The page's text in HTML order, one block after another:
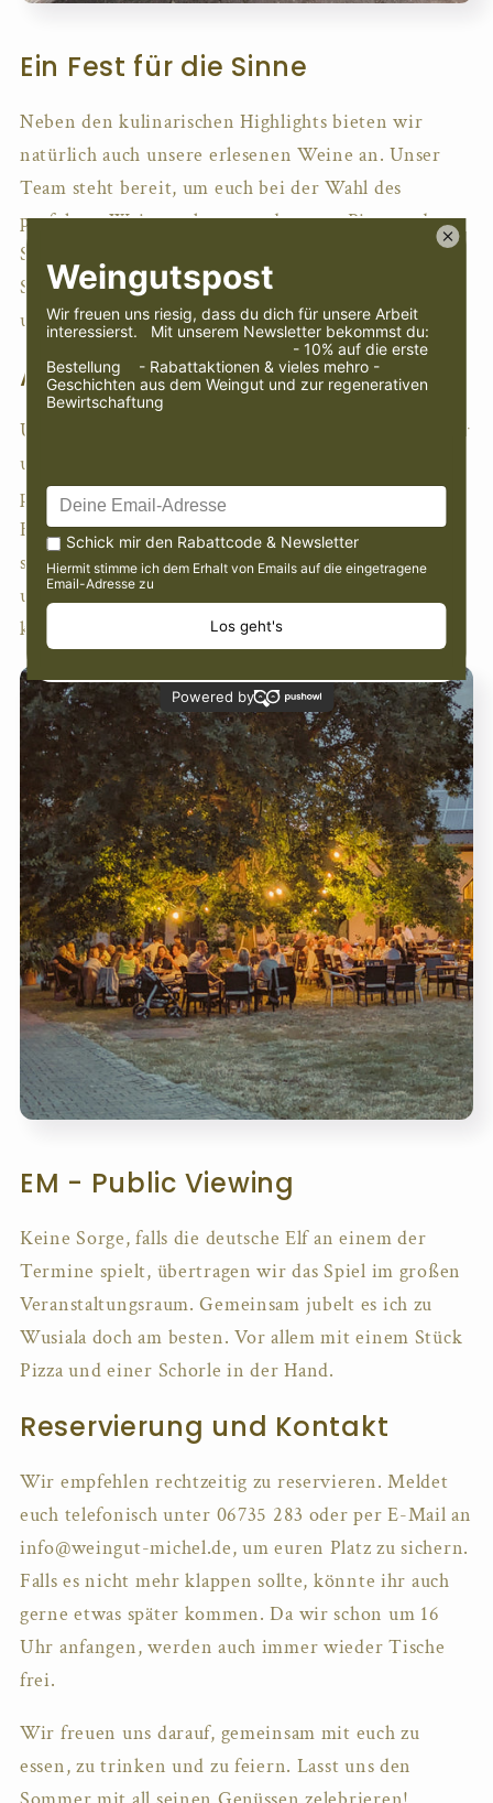
Ein Fest für die Sinne
Neben den kulinarischen Highlights bieten wir
natürlich auch unsere erlesenen Weine an. Unser
Team steht bereit, um euch bei der Wahl des
perfekten Weins zu beraten, der eure Pizza und
Snacks ideal ergänzt. Genießt die Harmonie von
Speisen und Weinen in der idyllischen Umgebung
unseres Weinguts.
Atmosphäre zum Wohlfühlen
Unser neuer Pavillon, umgeben von Eiche, Oleander
und co. und der sanften Abendsonne, bietet die
perfekte Kulisse für entspannte Sommerabende.
Entspannte Musik und eine gemütliche Atmosphäre
sorgen dafür, dass ihr den Alltag hinter euch lassen
und die Zeit bei uns in vollen Zügen genießen
könnt.
EM - Public Viewing
Keine Sorge, falls die deutsche Elf an einem der
Termine spielt, übertragen wir das Spiel im großen
Veranstaltungsraum. Gemeinsam jubelt es ich zu
Wusiala doch am besten. Vor allem mit einem Stück
Pizza und einer Schorle in der Hand.
Reservierung und Kontakt
Wir empfehlen rechtzeitig zu reservieren. Meldet
euch telefonisch unter 06735 283 oder per E-Mail an
info@weingut-michel.de, um euren Platz zu sichern.
Falls es nicht mehr klappen sollte, könnte ihr auch
gerne etwas später kommen. Da wir schon um 16
Uhr anfangen, werden auch immer wieder Tische
frei.
Wir freuen uns darauf, gemeinsam mit euch zu
essen, zu trinken und zu feiern. Lasst uns den